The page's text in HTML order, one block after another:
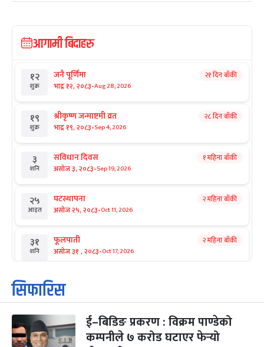
आगामी बिदाहरु
१२
शुक्र
जनै पूर्णिमा
भाद्र १२, २०८३-Aug 28, 2026
२१ दिन बाँकी
१९
शुक्र
श्रीकृष्ण जन्माष्टमी व्रत
भाद्र १९, २०८३-Sep 4, 2026
२८ दिन बाँकी
३
शनि
संविधान दिवस
असोज ३, २०८३-Sep 19, 2026
१ महिना बाँकी
२५
आइत
घटस्थापना
असोज २५, २०८३-Oct 11, 2026
२ महिना बाँकी
३१
शनि
फूलपाती
असोज ३१ , २०८३-Oct 17, 2026
२ महिना बाँकी
१
आइत
कार्तिक सङ्क्रान्ति
कार्तिक १, २०८३
३
मंगल
महानवमी
कार्तिक ३, २०८३-Oct 20, 2026
२ महिना बाँकी
सिफारिस
ई–बिडिङ प्रकरण : विक्रम पाण्डेको
कम्पनीले ७ करोड घटाएर फेर्‍यो